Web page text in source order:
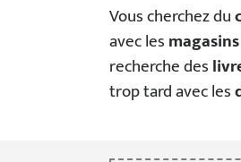
Vous cherchez du
avec les
recherche des
trop tard avec les